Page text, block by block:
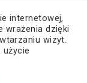
internetowej,
wrażenia dzięki
wizyt.
użycie